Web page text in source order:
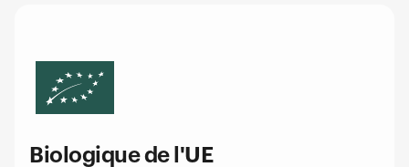
Biologique de l'UE